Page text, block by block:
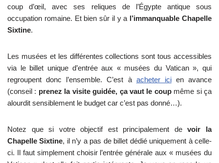
coup d’œil, avec ses reliques de l’Égypte antique sous
occupation romaine. Et bien sûr il y a l’immanquable Chapelle
Sixtine.
Les musées et les différentes collections sont tous accessibles
via le billet unique d’entrée aux « musées du Vatican », qui
regroupent donc l’ensemble. C’est à acheter icien avance
(conseil : prenez la visite guidée, ça vaut le coupmême si ça
alourdit sensiblement le budget car c’est pas donné…).
Notez que si votre objectif est principalement devoir la
Chapelle Sixtine, il n’y a pas de billet dédié uniquement à celle-
ci. Il faut simplement choisir l’entrée générale aux « musées du